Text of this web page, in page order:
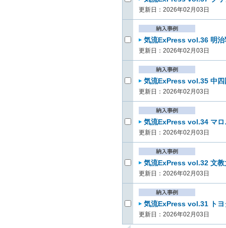
更新日：2026年02月03日
気流ExPress vol.36 明
更新日：2026年02月03日
気流ExPress vol.35 中
更新日：2026年02月03日
気流ExPress vol.34 マ
更新日：2026年02月03日
気流ExPress vol.32 文
更新日：2026年02月03日
気流ExPress vol.31 ト
更新日：2026年02月03日